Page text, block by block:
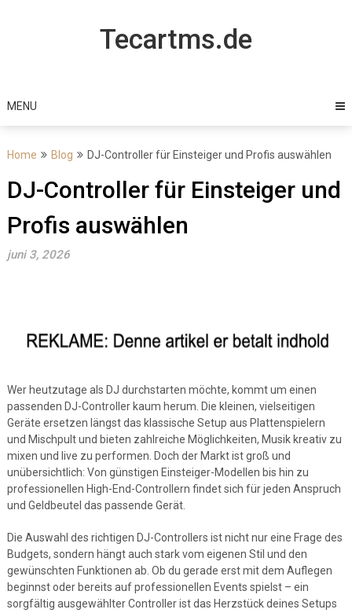
Tecartms.de
MENU
Home Blog DJ-Controller für Einsteiger und Profis auswählen
DJ-Controller für Einsteiger und
Profis auswählen
juni 3, 2026
Wer heutzutage als DJ durchstarten möchte, kommt um einen
passenden DJ-Controller kaum herum. Die kleinen, vielseitigen
Geräte ersetzen längst das klassische Setup aus Plattenspielern
und Mischpult und bieten zahlreiche Möglichkeiten, Musik kreativ zu
mixen und live zu performen. Doch der Markt ist groß und
unübersichtlich: Von günstigen Einsteiger-Modellen bis hin zu
professionellen High-End-Controllern findet sich für jeden Anspruch
und Geldbeutel das passende Gerät.
Die Auswahl des richtigen DJ-Controllers ist nicht nur eine Frage des
Budgets, sondern hängt auch stark vom eigenen Stil und den
gewünschten Funktionen ab. Ob du gerade erst mit dem Auflegen
beginnst oder bereits auf professionellen Events spielst – ein
sorgfältig ausgewählter Controller ist das Herzstück deines Setups